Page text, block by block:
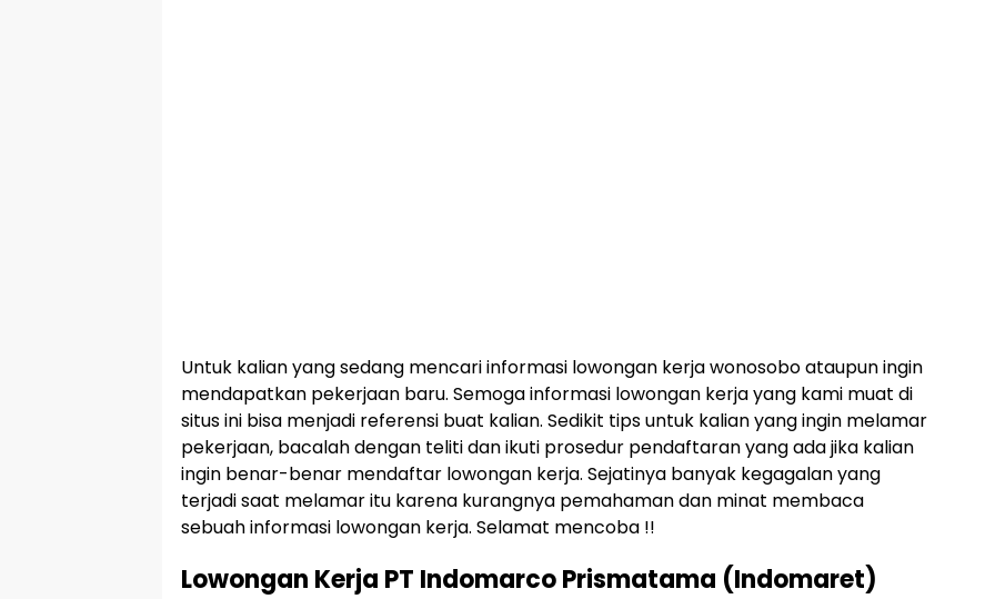
Untuk kalian yang sedang mencari informasi lowongan kerja wonosobo ataupun ingin
mendapatkan pekerjaan baru. Semoga informasi lowongan kerja yang kami muat di
situs ini bisa menjadi referensi buat kalian. Sedikit tips untuk kalian yang ingin melamar
pekerjaan, bacalah dengan teliti dan ikuti prosedur pendaftaran yang ada jika kalian
ingin benar-benar mendaftar lowongan kerja. Sejatinya banyak kegagalan yang
terjadi saat melamar itu karena kurangnya pemahaman dan minat membaca
sebuah informasi lowongan kerja. Selamat mencoba !!
Lowongan Kerja PT Indomarco Prismatama (Indomaret)